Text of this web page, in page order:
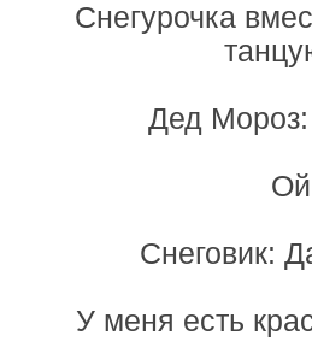
Снегурочка
Дед Мороз:
Снеговик:
У меня есть